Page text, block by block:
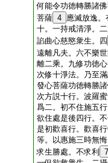
何能令功徳轉勝諸
菩薩 4 應滅放逸
十。一持戒清淨。
諂曲心慈愍衆生。四
遠離凡夫。六不樂
離二乘。九修功徳
次修十淨法。乃至
發心菩薩功徳轉勝
次方説十行。波羅
爲二。初不住施五
欲住處是後四行。
是初歡喜行。歡喜
等。以惠施三時無
求生勝處。不求利
7